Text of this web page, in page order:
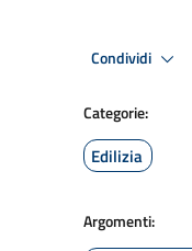
Condividi
Categorie:
Edilizia
Argomenti: